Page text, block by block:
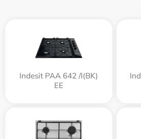
Indesit PAA 642 /I(BK)
EE